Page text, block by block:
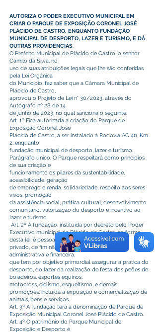
AUTORIZA O PODER EXECUTIVO MUNICIPAL EM
CRIAR O PARQUE DE EXPOSIÇÃO CORONEL JOSÉ
PLÁCIDO DE CASTRO, ENQUANTO FUNDAÇÃO
MUNICIPAL DE DESPORTO, LAZER E TURISMO, E DÁ
OUTRAS PROVIDÊNCIAS.
O Prefeito Municipal de Plácido de Castro, o senhor
Camilo da Silva, no
uso de suas atribuições legais que lhe são conferidas
pela Lei Orgânica
do Município, faz saber que a Câmara Municipal de
Plácido de Castro,
aprovou o Projeto de Lei n° 30/2023, através do
Autógrafo nº 28 de 14
de junho de 2023, no qual sanciona o seguinte:
Art. 1º Fica autorizada a criação do Parque de
Exposição Coronel José
Plácido de Castro, a ser instalado à Rodovia AC 40, Km
2, enquanto
fundação municipal de desporto, lazer e turismo.
Parágrafo único. O Parque respeitará como princípios
de sua criação e
funcionamento os pilares da sustentabilidade,
acessibilidade, geração
de emprego e renda, solidariedade, respeito aos seres
vivos, promoção
da assistência social, prática cultural, desenvolvimento
comunitário, valorização do desporto e incentivo ao
lazer e turismo.
Art. 2º A fundação, instituída por decreto pelo Poder
Executivo municipal de Plácido de Castro, na forma
desta lei, é pessoa jurídica de direito
privado, de fim não lucrativo, com autonomia
administrativa e financeira,
que tem por objetivo primordial assegurar a prática do
desporto, do lazer da realização de festa dos peões de
boiadeiros, esportes equinos,
motocross, ciclismo, esqueitismo, e demais
promoções, incluída a exposição e comercialização de
animais, bens e serviços.
Art. 3º A fundação terá a denominação de Parque de
Exposição Municipal Coronel José Plácido de Castro.
Art. 4º O patrimônio do Parque Municipal de
Exposição e Desporto é